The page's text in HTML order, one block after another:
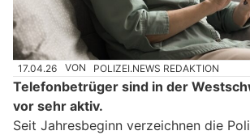
17.04.26 VON POLIZEI.NEWS REDAKTION
Telefonbetrüger sind in der
vor sehr aktiv.
Seit Jahresbeginn verzeichnen die